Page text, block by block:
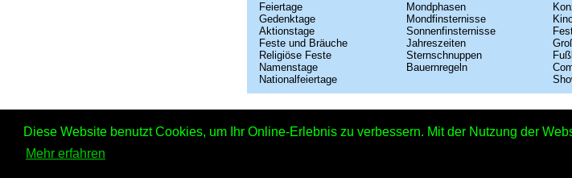
Diese Website benutzt Cookies, um Ihr Online-Erlebnis zu verbessern. Mit der Nutzung der
Mehr erfahren
Feiertage
Gedenktage
Aktionstage
Feste und Bräuche
Religiöse Feste
Namenstage
Nationalfeiertage
Mondphasen
Mondfinsternisse
Sonnenfinsternisse
Jahreszeiten
Sternschnuppen
Bauernregeln
Internationaler Tag der seelischen Gesundheit